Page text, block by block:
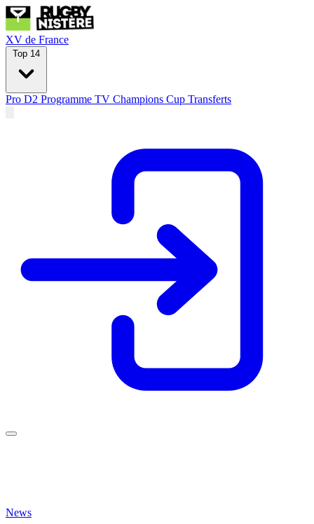
XV de France
Top 14
Pro D2 Programme TV Champions Cup Transferts
News